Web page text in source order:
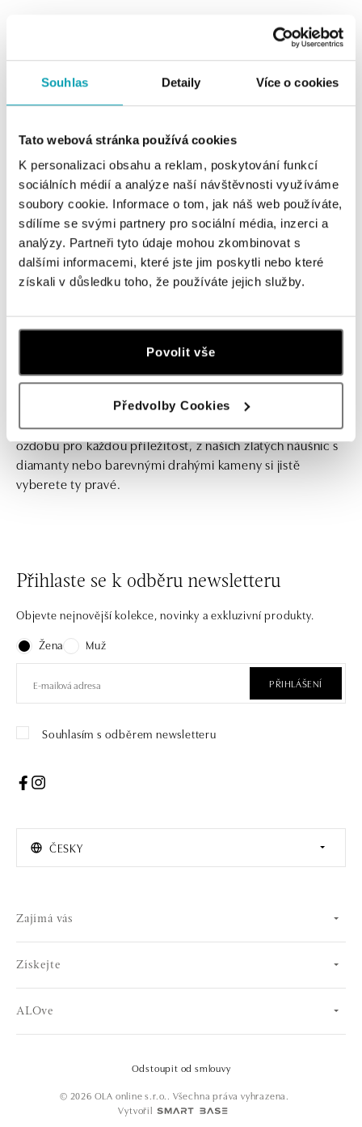
Souhlas Detaily Více o cookies
Tato webová stránka používá cookies
K personalizaci obsahu a reklam, poskytování funkcí
sociálních médií a analýze naší návštěvnosti využíváme
soubory cookie. Informace o tom, jak náš web používáte,
sdílíme se svými partnery pro sociální média, inzerci a
analýzy. Partneři tyto údaje mohou zkombinovat s
dalšími informacemi, které jste jim poskytli nebo které
získali v důsledku toho, že používáte jejich služby.
Povolit vše
Předvolby Cookies
od 38 445 Kč od 26 003 Kč
Náušnice s diamanty a Quartzem
Jednoduché, ale nepřehlédnutelné! Pokud hledáte
ozdobu pro každou příležitost, z našich zlatých náušnic s
diamanty nebo barevnými drahými kameny si jistě
vyberete ty pravé.
Přihlaste se k odběru newsletteru
Objevte nejnovější kolekce, novinky a exkluzivní produkty.
Žena
Muž
PŘIHLÁŠENÍ
Souhlasím s odběrem newsletteru
ČESKY
Zajímá vás
Získejte
ALOve
© 2026 OLA online s.r.o.. Všechna práva vyhrazena.
Vytvořil
Odstoupit od smlouvy